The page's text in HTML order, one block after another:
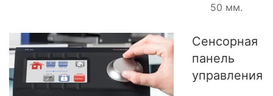
50 мм.
Сенсорная
панель
управления